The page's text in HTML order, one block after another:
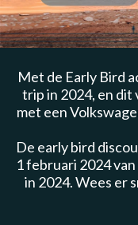
Met de Early Bird
trip in 2024, en dit
met een
De early bird
1 februari 2024
in 2024. Wees er